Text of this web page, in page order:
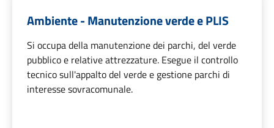
Ambiente - Manutenzione verde e PLIS
Si occupa della manutenzione dei parchi, del verde
pubblico e relative attrezzature. Esegue il controllo
tecnico sull'appalto del verde e gestione parchi di
interesse sovracomunale.